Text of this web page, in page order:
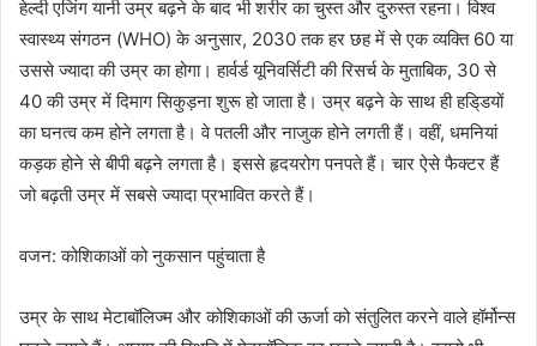
हेल्दी एजिंग यानी उम्र बढ़ने के बाद भी शरीर का चुस्त और दुरुस्त रहना। विश्व
स्वास्थ्य संगठन (WHO) के अनुसार, 2030 तक हर छह में से एक व्यक्ति 60 या
उससे ज्यादा की उम्र का होगा। हार्वर्ड यूनिवर्सिटी की रिसर्च के मुताबिक, 30 से
40 की उम्र में दिमाग सिकुड़ना शुरू हो जाता है। उम्र बढ़ने के साथ ही हडि्डयों
का घनत्व कम होने लगता है। वे पतली और नाजुक होने लगती हैं। वहीं, धमनियां
कड़क होने से बीपी बढ़ने लगता है। इससे हृदयरोग पनपते हैं। चार ऐसे फैक्टर हैं
जो बढ़ती उम्र में सबसे ज्यादा प्रभावित करते हैं।
वजन: कोशिकाओं को नुकसान पहुंचाता है
उम्र के साथ मेटाबॉलिज्म और कोशिकाओं की ऊर्जा को संतुलित करने वाले हॉर्मोन्स